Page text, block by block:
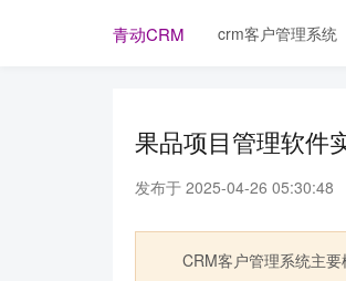
青动CRM crm客户管理系统
果品项目管理软件
发布于 2025-04-26 05:30:48
CRM客户管理系统主要